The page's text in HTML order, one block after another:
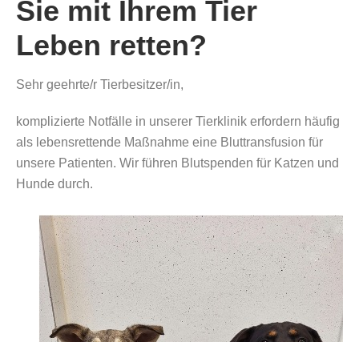
Sie mit Ihrem Tier
Leben retten?
Sehr geehrte/r Tierbesitzer/in,
komplizierte Notfälle in unserer Tierklinik erfordern häufig
als lebensrettende Maßnahme eine Bluttransfusion für
unsere Patienten. Wir führen Blutspenden für Katzen und
Hunde durch.